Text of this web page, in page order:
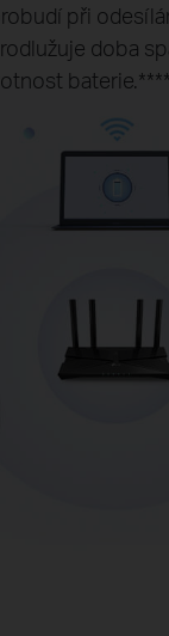
při
doba
baterie.****